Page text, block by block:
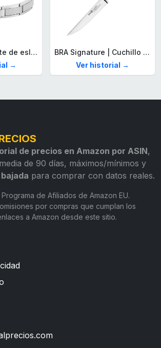
Lacoste Brazalete de eslabón para Hombre Colección STENCIL de Acero inoxidable
→
BRA Signature | Cuchillo tomatero 120 mm, Acero Inoxidable alemán forjado con Molibdeno Vanadio, Mango Remachado ABS, Diseño Ergonómico, Hoja 1,6 mm espesor
Ver historial →
de precios en Amazon por ASIN,
de 90 días, máximos/mínimos y
para comprar con datos reales.
de Afiliados de Amazon EU.
por compras que cumplan los
a Amazon desde este sitio.